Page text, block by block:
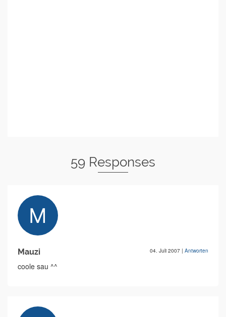
59 Responses
Mauzi 04. Juli 2007 | Antworten
coole sau ^^